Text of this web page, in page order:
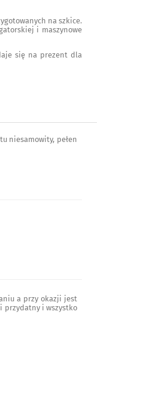
na szkice.
i maszynowe
się na prezent dla
niesamowity, pełen
a przy okazji jest
przydatny i wszystko